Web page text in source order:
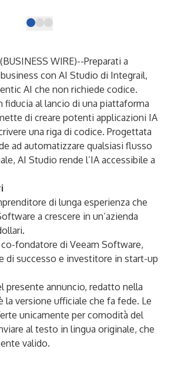
BUSINESS WIRE)--Preparati a
con AI Studio di Integrail,
AI che non richiede codice.
fiducia al lancio di una piattaforma
di creare potenti applicazioni IA
una riga di codice. Progettata
ad automatizzare qualsiasi flusso
AI Studio rende l’IA accessibile a
di lunga esperienza che
a crescere in un’azienda
co-fondatore di Veeam Software,
di successo e investitore in start-up
presente annuncio, redatto nella
la versione ufficiale che fa fede. Le
unicamente per comodità del
al testo in lingua originale, che
valido.